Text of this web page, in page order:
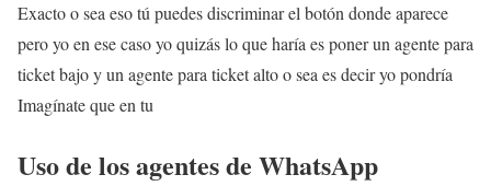
Exacto o sea eso tú puedes discriminar el botón donde aparece
pero yo en ese caso yo quizás lo que haría es poner un agente para
ticket bajo y un agente para ticket alto o sea es decir yo pondría
Imagínate que en tu
Uso de los agentes de WhatsApp